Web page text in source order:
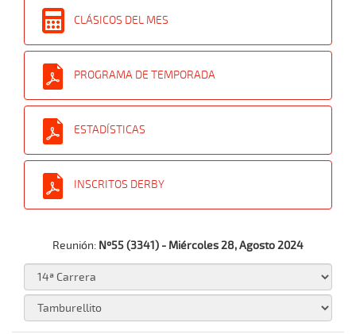
CLÁSICOS DEL MES
PROGRAMA DE TEMPORADA
ESTADÍSTICAS
INSCRITOS DERBY
Reunión: Nº55 (3341) - Miércoles 28, Agosto 2024